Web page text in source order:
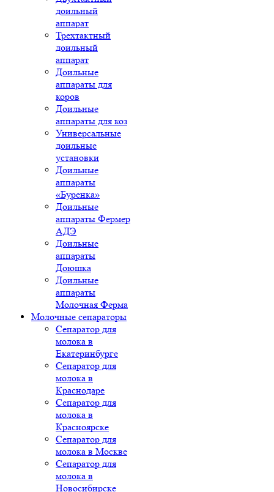
доильный
аппарат
Трехтактный
доильный
аппарат
Доильные
аппараты для
коров
Доильные
аппараты для коз
Универсальные
доильные
установки
Доильные
аппараты
«Буренка»
Доильные
аппараты Фермер
АДЭ
Доильные
аппараты
Доюшка
Доильные
аппараты
Молочная Ферма
Молочные сепараторы
Сепаратор для
молока в
Екатеринбурге
Сепаратор для
молока в
Краснодаре
Сепаратор для
молока в
Красноярске
Сепаратор для
молока в Москве
Сепаратор для
молока в
Новосибирске